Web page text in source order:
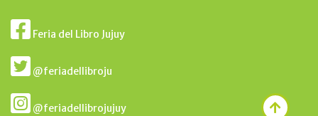
Feria del Libro Jujuy
@feriadellibroju
@feriadellibrojujuy